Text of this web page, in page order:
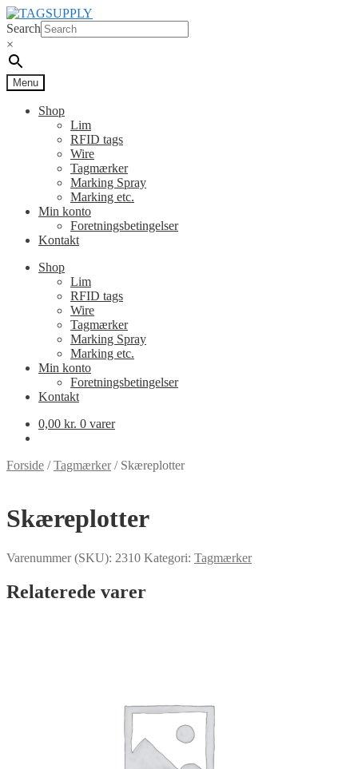
Spring
til
navigation
Spring
til
indhold
Search
×
Menu
Shop
Lim
RFID tags
Wire
Tagmærker
Marking Spray
Marking etc.
Min konto
Foretningsbetingelser
Kontakt
Shop
Lim
RFID tags
Wire
Tagmærker
Marking Spray
Marking etc.
Min konto
Foretningsbetingelser
Kontakt
0,00 kr. 0 varer
Forside /Tagmærker/ Skæreplotter
Skæreplotter
Varenummer (SKU): 2310 Kategori: Tagmærker
Relaterede varer